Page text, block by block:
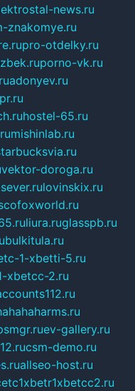
news.ru
znakomye.ru
pro-otdelky.ru
porno-vk.ru
adonyev.ru
hostel-65.ru
mishinlab.ru
vektor-doroga.ru
lovinskix.ru
liura.ruglasspb.ru
bulkitula.ru
1-xbetti-5.ru
xbetcc-2.ru
ev-gallery.ru
csm-demo.ru
allseo-host.ru